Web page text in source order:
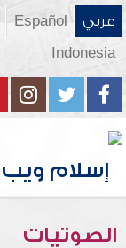
عربي Español
Indonesia
الصوتيات